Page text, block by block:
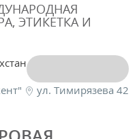
ЭТИКЕТКА И
ул. Тимирязева 42